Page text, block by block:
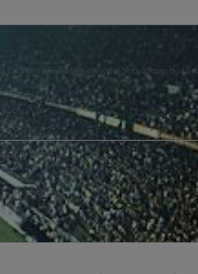
bildirimleri alabilir ve istediğiniz zaman bu